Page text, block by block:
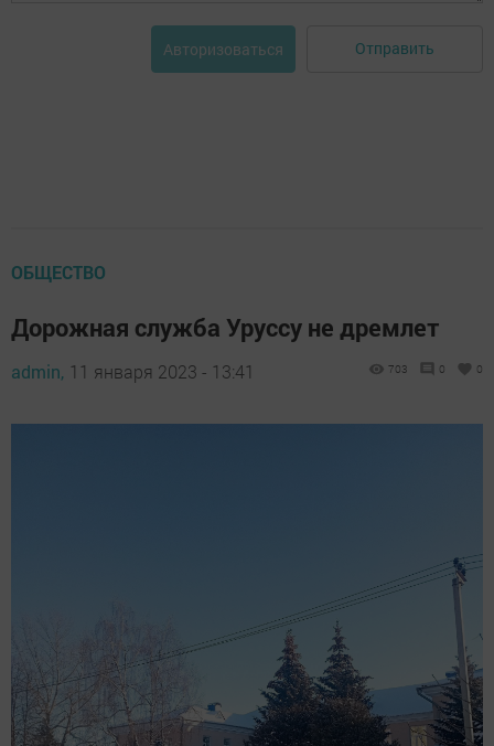
Авторизоваться Отправить
ОБЩЕСТВО
Дорожная служба Уруссу не дремлет
admin, 11 января 2023 - 13:41 703 0 0